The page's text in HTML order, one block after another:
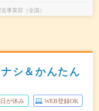
事業部（全国）
シ＆かんたん
が休み WEB登録OK